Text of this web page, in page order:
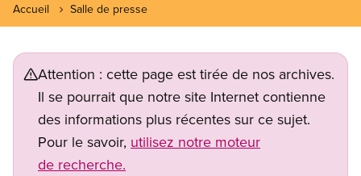
Accueil Salle de presse
Attention : cette page est tirée de nos archives.
Il se pourrait que notre site Internet contienne
des informations plus récentes sur ce sujet.
Pour le savoir, utilisez notre moteur
de recherche.